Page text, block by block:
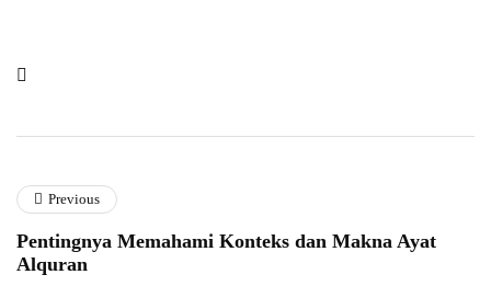
Previous
Pentingnya Memahami Konteks dan Makna Ayat
Alquran